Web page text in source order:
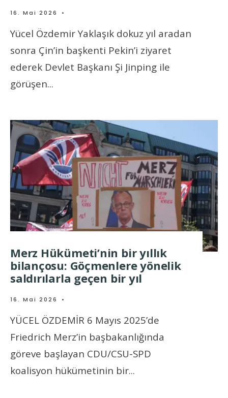
16. Mai 2026 •
Yücel Özdemir Yaklaşık dokuz yıl aradan
sonra Çin’in başkenti Pekin’i ziyaret
ederek Devlet Başkanı Şi Jinping ile
görüşen...
Merz Hükümeti’nin bir yıllık
bilançosu: Göçmenlere yönelik
saldırılarla geçen bir yıl
16. Mai 2026 •
YÜCEL ÖZDEMİR 6 Mayıs 2025’de
Friedrich Merz’in başbakanlığında
göreve başlayan CDU/CSU-SPD
koalisyon hükümetinin bir...